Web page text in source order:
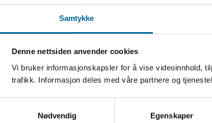
Samtykke
Denne nettsiden anvender cookies
Vi bruker informasjonskapsler for å vise videoinnhold,
trafikk. Informasjon deles med våre partnere og
Nødvendig Egenskaper